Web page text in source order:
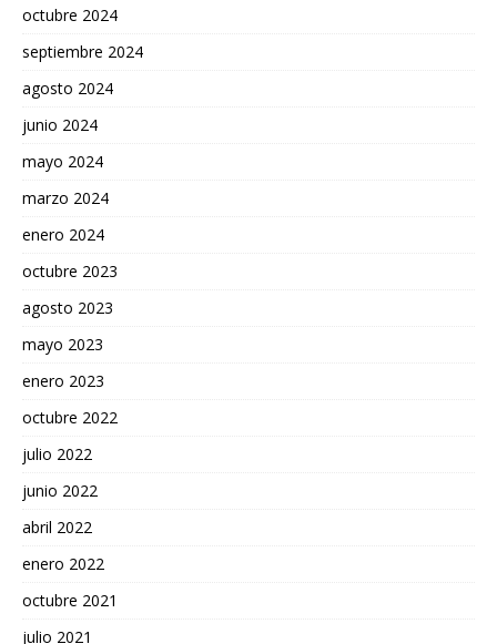
octubre 2024
septiembre 2024
agosto 2024
junio 2024
mayo 2024
marzo 2024
enero 2024
octubre 2023
agosto 2023
mayo 2023
enero 2023
octubre 2022
julio 2022
junio 2022
abril 2022
enero 2022
octubre 2021
julio 2021